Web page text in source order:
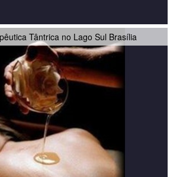
Tântrica no Lago Sul Brasília